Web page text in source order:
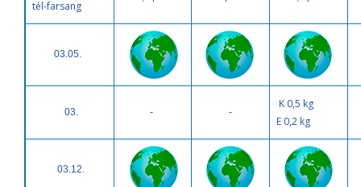
tél-farsang
03.05.
03. - -
K 0,5 kg
E 0,2 kg
03.12.